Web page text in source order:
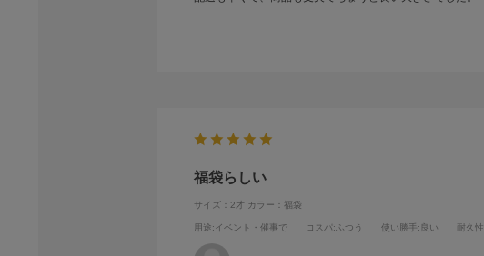
福袋らしい
サイズ：2才 カラー：福袋
用途:イベント・催事で コスパ:ふつう 使い勝手 :良い 耐久性